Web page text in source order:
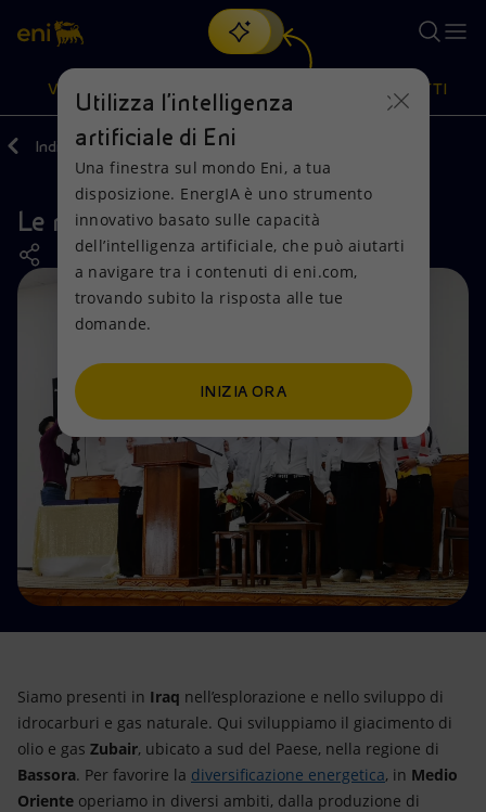
Cerca
scopri EnergIA, la nostra nuova soluzione di intelligenza
artificiale.
VISIONE
Visione
Mission e valori
Persone e Partnership
Net Zero
Modello satellitare
Energia accessibile
Innovazione
Scenari energetici
Azioni
Diversificazione energetica
Tecnologie per la transizione
Collaborazioni per l'innovazione
Attività nel mondo
PRODOTTI
Prodotti
Casa
Imprese
Mobilità
Indietro Azioni Attività nel mondo
Le nostre attività in Iraq
Siamo presenti in Iraq nell’esplorazione e nello sviluppo di
idrocarburi e gas naturale. Qui sviluppiamo il giacimento di
olio e gas Zubair, ubicato a sud del Paese, nella regione di
Bassora. Per favorire la diversificazione energetica, in Medio
Oriente operiamo in diversi ambiti, dalla produzione di
Utilizza l'intelligenza
artificiale di Eni
Una finestra sul mondo Eni, a tua
disposizione. EnergIA è uno strumento
innovativo basato sulle capacità
dell’intelligenza artificiale, che può aiutarti
a navigare tra i contenuti di eni.com,
trovando subito la risposta alle tue
domande.
INIZIA ORA